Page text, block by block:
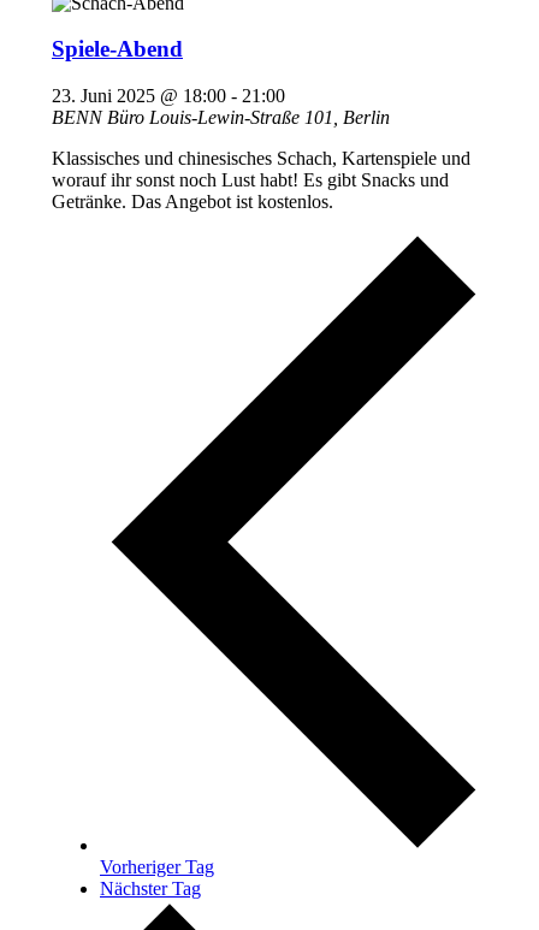
Spiele-Abend
23. Juni 2025 @ 18:00 - 21:00
BENN Büro Louis-Lewin-Straße 101, Berlin
Klassisches und chinesisches Schach, Kartenspiele und
worauf ihr sonst noch Lust habt! Es gibt Snacks und
Getränke. Das Angebot ist kostenlos.
Vorheriger Tag
Nächster Tag